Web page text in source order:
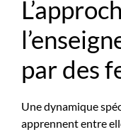
par des
Une dynamique
apprennent entre